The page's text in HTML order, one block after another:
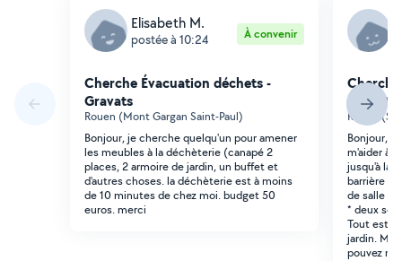
Elisabeth M.
postée à 10:24 À convenir
Cherche Évacuation déchets -
Gravats
Rouen (Mont Gargan Saint-Paul)
Bonjour, je cherche quelqu'un pour amener
les meubles à la déchèterie (canapé 2
places, 2 armoire de jardin, un buffet et
d'autres choses. la déchèterie est à moins
de 10 minutes de chez moi. budget 50
euros. merci
Gravats
Rouen
Bonjour,
m'aider à
jusqu'à la
barrière ;
de salle
* deux
Tout est
jardin.
pouvez